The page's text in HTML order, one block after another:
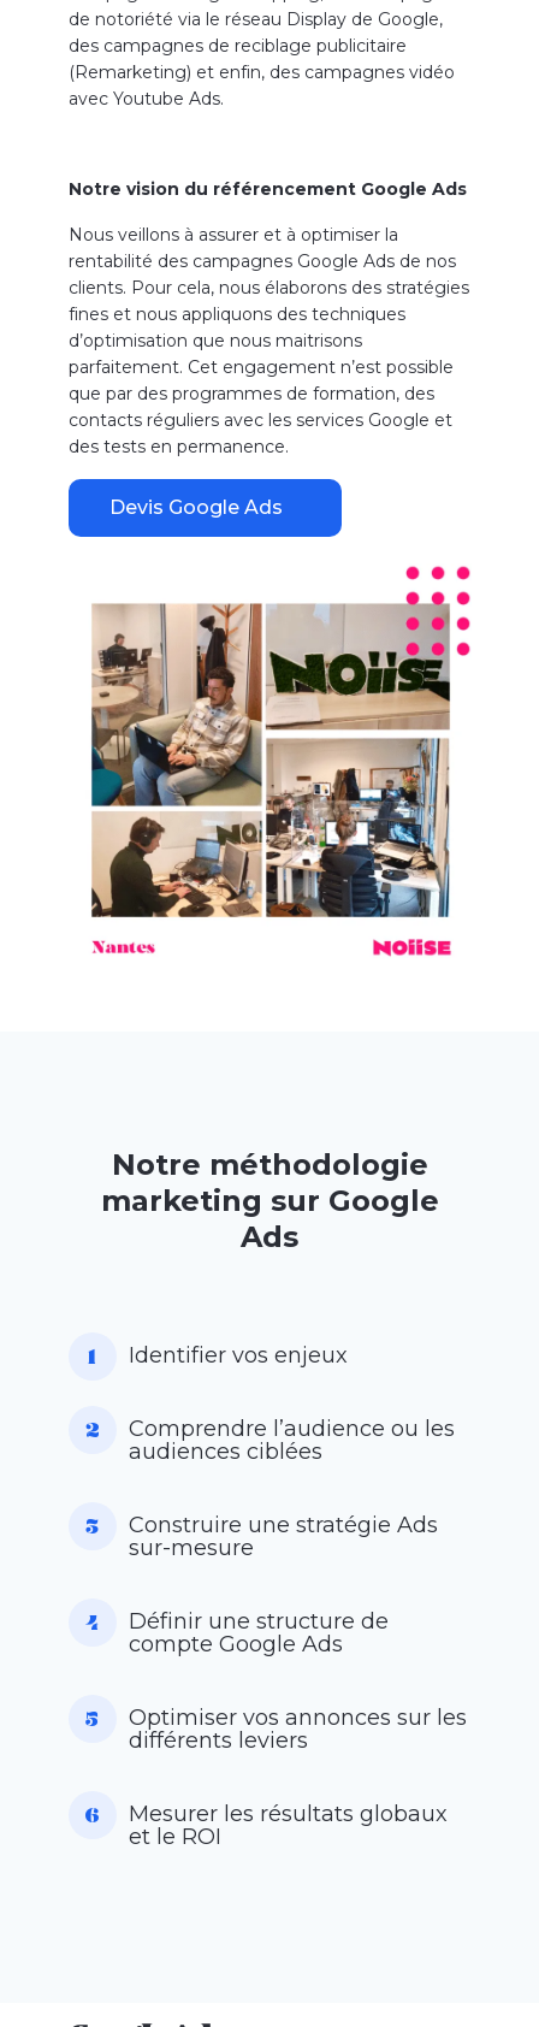
de notoriété via le réseau Display de Google,
des campagnes de reciblage publicitaire
(Remarketing) et enfin, des campagnes vidéo
avec Youtube Ads.
Notre vision du référencement Google Ads
Nous veillons à assurer et à optimiser la
rentabilité des campagnes Google Ads de nos
clients. Pour cela, nous élaborons des stratégies
fines et nous appliquons des techniques
d’optimisation que nous maitrisons
parfaitement. Cet engagement n’est possible
que par des programmes de formation, des
contacts réguliers avec les services Google et
des tests en permanence.
Devis Google Ads
Notre méthodologie
marketing sur Google
Ads
Identifier vos enjeux
Comprendre l’audience ou les
audiences ciblées
Construire une stratégie Ads
sur-mesure
Définir une structure de
compte Google Ads
Optimiser vos annonces sur les
différents leviers
Mesurer les résultats globaux
et le ROI